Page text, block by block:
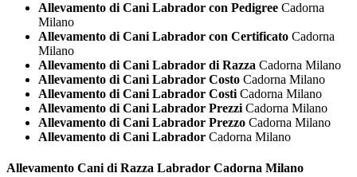
Allevamento di Cani Labrador con Pedigree Cadorna
Milano
Allevamento di Cani Labrador con Certificato Cadorna
Milano
Allevamento di Cani Labrador di Razza Cadorna Milano
Allevamento di Cani Labrador Costo Cadorna Milano
Allevamento di Cani Labrador Costi Cadorna Milano
Allevamento di Cani Labrador Prezzi Cadorna Milano
Allevamento di Cani Labrador Prezzo Cadorna Milano
Allevamento di Cani Labrador Cadorna Milano
Allevamento Cani di Razza Labrador Cadorna Milano